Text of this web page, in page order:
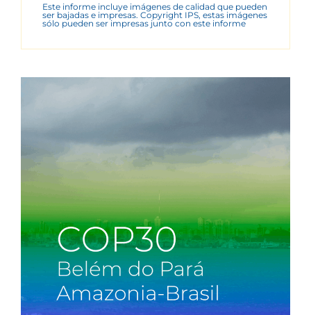
Este informe incluye imágenes de calidad que pueden
ser bajadas e impresas. Copyright IPS, estas imágenes
sólo pueden ser impresas junto con este informe